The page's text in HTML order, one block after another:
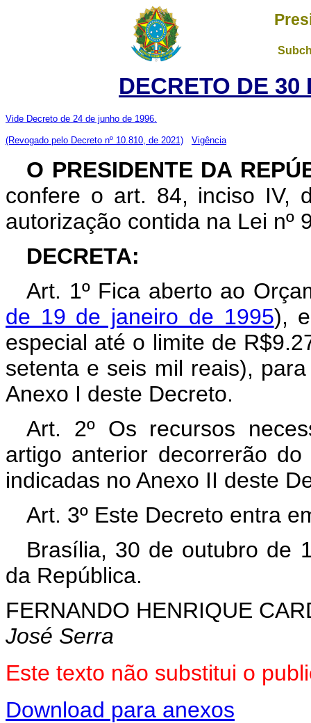
DECRETO DE 30
Vide Decreto de 24 de junho de 1996.
(Revogado pelo Decreto nº 10.810, de 2021) Vigência
O PRESIDENTE DA
confere o art. 84, inciso IV,
autorização contida na Lei nº
DECRETA:
Art. 1º Fica aberto ao
de 19 de janeiro de 1995),
especial até o limite de
setenta e seis mil reais),
Anexo I deste Decreto.
Art. 2º Os recursos
artigo anterior decorrerão
indicadas no Anexo II deste
Art. 3º Este Decreto entra
Brasília, 30 de outubro de
da República.
FERNANDO HENRIQUE
José Serra
Este texto não substitui o
Download para anexos